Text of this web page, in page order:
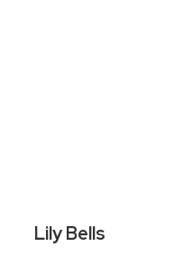
Lily Bells